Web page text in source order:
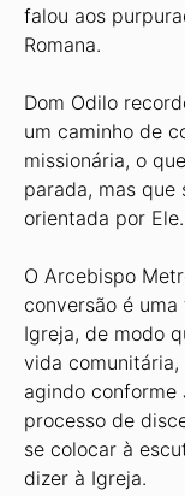
falou aos
Romana.
Dom Odilo
um caminho de
missionária, o
parada, mas que
orientada por Ele.
O Arcebispo
conversão é
Igreja, de modo
vida
agindo conforme
processo de
se colocar à
dizer à Igreja.